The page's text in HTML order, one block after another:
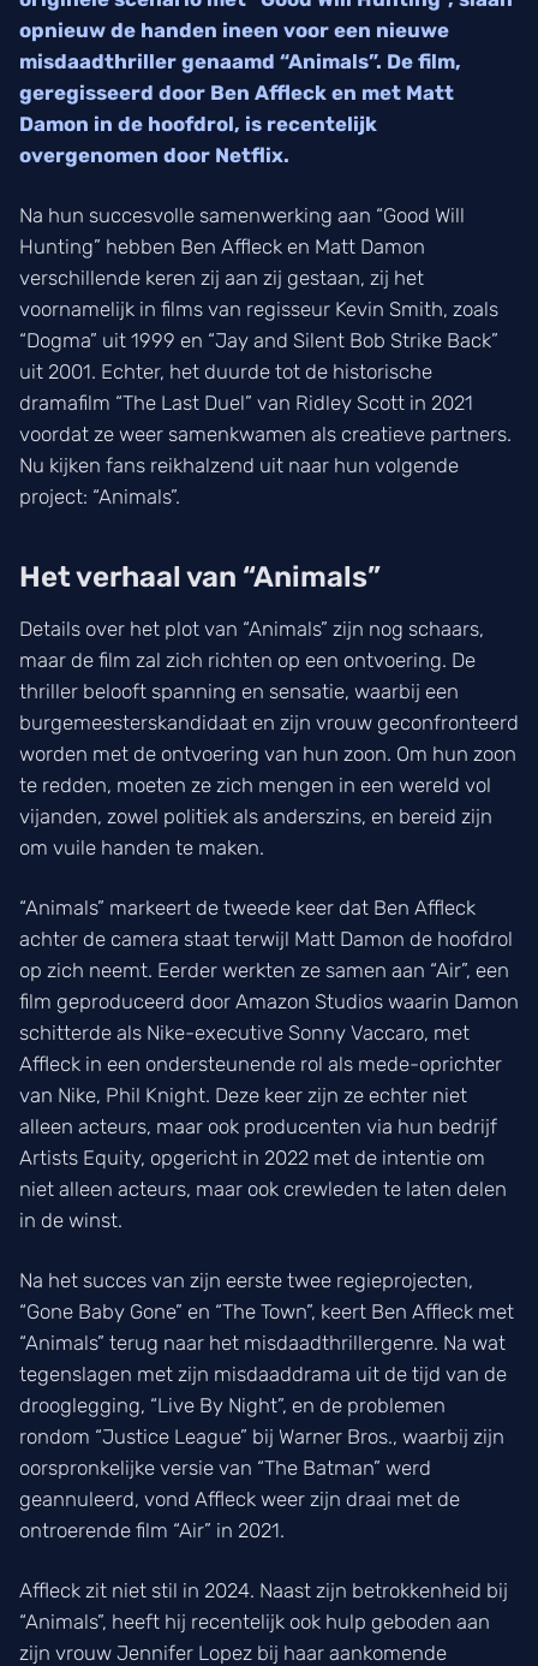
opnieuw de handen ineen voor een nieuwe
misdaadthriller genaamd “Animals”. De film,
geregisseerd door Ben Affleck en met Matt
Damon in de hoofdrol, is recentelijk
overgenomen door Netflix.
Na hun succesvolle samenwerking aan “Good Will
Hunting” hebben Ben Affleck en Matt Damon
verschillende keren zij aan zij gestaan, zij het
voornamelijk in films van regisseur Kevin Smith, zoals
“Dogma” uit 1999 en “Jay and Silent Bob Strike Back”
uit 2001. Echter, het duurde tot de historische
dramafilm “The Last Duel” van Ridley Scott in 2021
voordat ze weer samenkwamen als creatieve partners.
Nu kijken fans reikhalzend uit naar hun volgende
project: “Animals”.
Het verhaal van “Animals”
Details over het plot van “Animals” zijn nog schaars,
maar de film zal zich richten op een ontvoering. De
thriller belooft spanning en sensatie, waarbij een
burgemeesterskandidaat en zijn vrouw geconfronteerd
worden met de ontvoering van hun zoon. Om hun zoon
te redden, moeten ze zich mengen in een wereld vol
vijanden, zowel politiek als anderszins, en bereid zijn
om vuile handen te maken.
“Animals” markeert de tweede keer dat Ben Affleck
achter de camera staat terwijl Matt Damon de hoofdrol
op zich neemt. Eerder werkten ze samen aan “Air”, een
film geproduceerd door Amazon Studios waarin Damon
schitterde als Nike-executive Sonny Vaccaro, met
Affleck in een ondersteunende rol als mede-oprichter
van Nike, Phil Knight. Deze keer zijn ze echter niet
alleen acteurs, maar ook producenten via hun bedrijf
Artists Equity, opgericht in 2022 met de intentie om
niet alleen acteurs, maar ook crewleden te laten delen
in de winst.
Na het succes van zijn eerste twee regieprojecten,
“Gone Baby Gone” en “The Town”, keert Ben Affleck met
“Animals” terug naar het misdaadthrillergenre. Na wat
tegenslagen met zijn misdaaddrama uit de tijd van de
drooglegging, “Live By Night”, en de problemen
rondom “Justice League” bij Warner Bros., waarbij zijn
oorspronkelijke versie van “The Batman” werd
geannuleerd, vond Affleck weer zijn draai met de
ontroerende film “Air” in 2021.
Affleck zit niet stil in 2024. Naast zijn betrokkenheid bij
“Animals”, heeft hij recentelijk ook hulp geboden aan
zijn vrouw Jennifer Lopez bij haar aankomende